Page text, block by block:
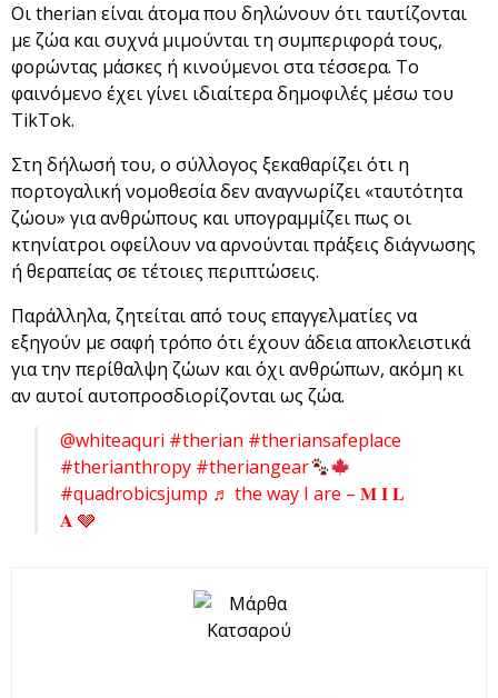
Οι therian είναι άτομα που δηλώνουν ότι ταυτίζονται
με ζώα και συχνά μιμούνται τη συμπεριφορά τους,
φορώντας μάσκες ή κινούμενοι στα τέσσερα. Το
φαινόμενο έχει γίνει ιδιαίτερα δημοφιλές μέσω του
TikTok.
Στη δήλωσή του, ο σύλλογος ξεκαθαρίζει ότι η
πορτογαλική νομοθεσία δεν αναγνωρίζει «ταυτότητα
ζώου» για ανθρώπους και υπογραμμίζει πως οι
κτηνίατροι οφείλουν να αρνούνται πράξεις διάγνωσης
ή θεραπείας σε τέτοιες περιπτώσεις.
Παράλληλα, ζητείται από τους επαγγελματίες να
εξηγούν με σαφή τρόπο ότι έχουν άδεια αποκλειστικά
για την περίθαλψη ζώων και όχι ανθρώπων, ακόμη κι
αν αυτοί αυτοπροσδιορίζονται ως ζώα.
@whiteaquri #therian #theriansafeplace
#therianthropy #theriangear
#quadrobicsjump ♬ the way I are – 𝐌 𝐈 𝐋
𝐀 🩶